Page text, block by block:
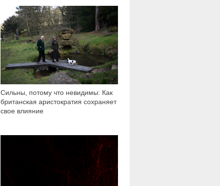
Сильны, потому что невидимы: Как
британская аристократия сохраняет
свое влияние
59 586